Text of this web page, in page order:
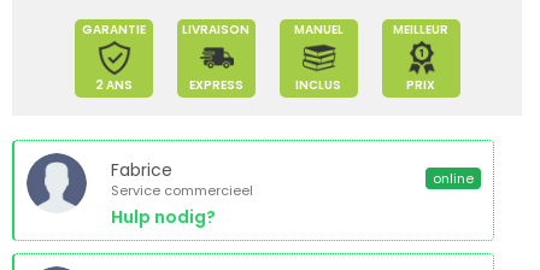
GARANTIE
2 ANS
LIVRAISON
EXPRESS
MANUEL
INCLUS
MEILLEUR
PRIX
Fabrice
Service commercieel
Hulp nodig?
online